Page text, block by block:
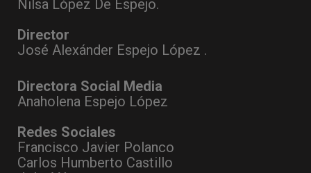
Nilsa López De Espejo.
Director
José Alexánder Espejo López .
Directora Social Media
Anaholena Espejo López
Redes Sociales
Francisco Javier Polanco
Carlos Humberto Castillo